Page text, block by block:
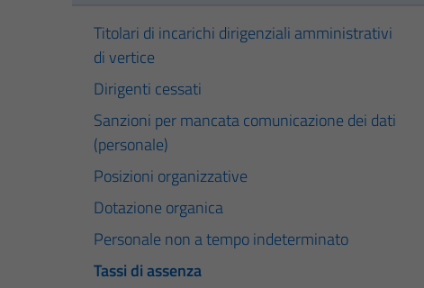
Titolari di incarichi dirigenziali amministrativi
di vertice
Dirigenti cessati
Sanzioni per mancata comunicazione dei dati
(personale)
Posizioni organizzative
Dotazione organica
Personale non a tempo indeterminato
Tassi di assenza